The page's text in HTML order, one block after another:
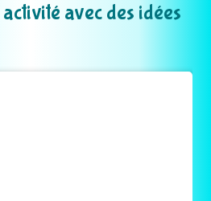
avec des idées